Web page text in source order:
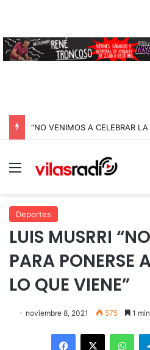
Menú
Deportes
LUIS MUSRRI
PARA PONERSE
LO QUE VIENE”
noviembre 8, 2021 575 1
Facebook
X